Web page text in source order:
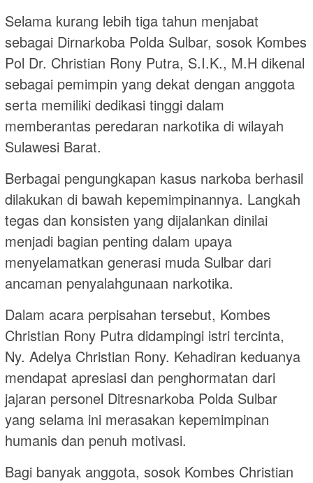
Selama kurang lebih tiga tahun menjabat
sebagai Dirnarkoba Polda Sulbar, sosok Kombes
Pol Dr. Christian Rony Putra, S.I.K., M.H dikenal
sebagai pemimpin yang dekat dengan anggota
serta memiliki dedikasi tinggi dalam
memberantas peredaran narkotika di wilayah
Sulawesi Barat.
Berbagai pengungkapan kasus narkoba berhasil
dilakukan di bawah kepemimpinannya. Langkah
tegas dan konsisten yang dijalankan dinilai
menjadi bagian penting dalam upaya
menyelamatkan generasi muda Sulbar dari
ancaman penyalahgunaan narkotika.
Dalam acara perpisahan tersebut, Kombes
Christian Rony Putra didampingi istri tercinta,
Ny. Adelya Christian Rony. Kehadiran keduanya
mendapat apresiasi dan penghormatan dari
jajaran personel Ditresnarkoba Polda Sulbar
yang selama ini merasakan kepemimpinan
humanis dan penuh motivasi.
Bagi banyak anggota, sosok Kombes Christian